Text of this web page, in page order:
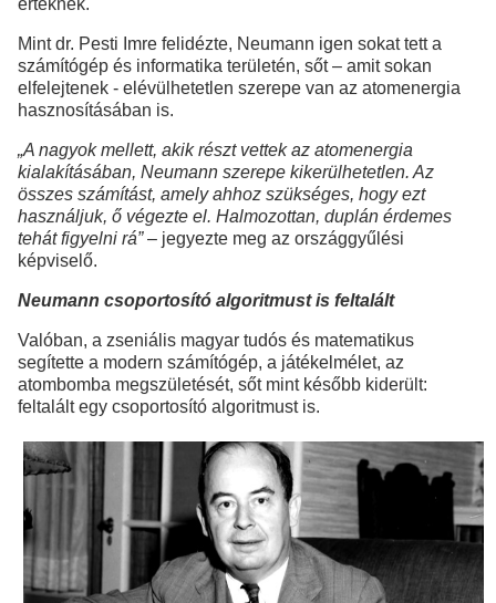
Mint dr. Pesti Imre felidézte, Neumann igen sokat tett a
számítógép és informatika területén, sőt – amit sokan
elfelejtenek - elévülhetetlen szerepe van az atomenergia
hasznosításában is.
„A nagyok mellett, akik részt vettek az atomenergia
kialakításában, Neumann szerepe kikerülhetetlen. Az
összes számítást, amely ahhoz szükséges, hogy ezt
használjuk, ő végezte el. Halmozottan, duplán érdemes
tehát figyelni rá”– jegyezte meg az országgyűlési
képviselő.
Neumann csoportosító algoritmust is feltalált
Valóban, a zseniális magyar tudós és matematikus
segítette a modern számítógép, a játékelmélet, az
atombomba megszületését, sőt mint később kiderült:
feltalált egy csoportosító algoritmust is.